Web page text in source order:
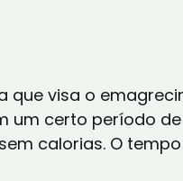
que visa o
um certo período
calorias. O